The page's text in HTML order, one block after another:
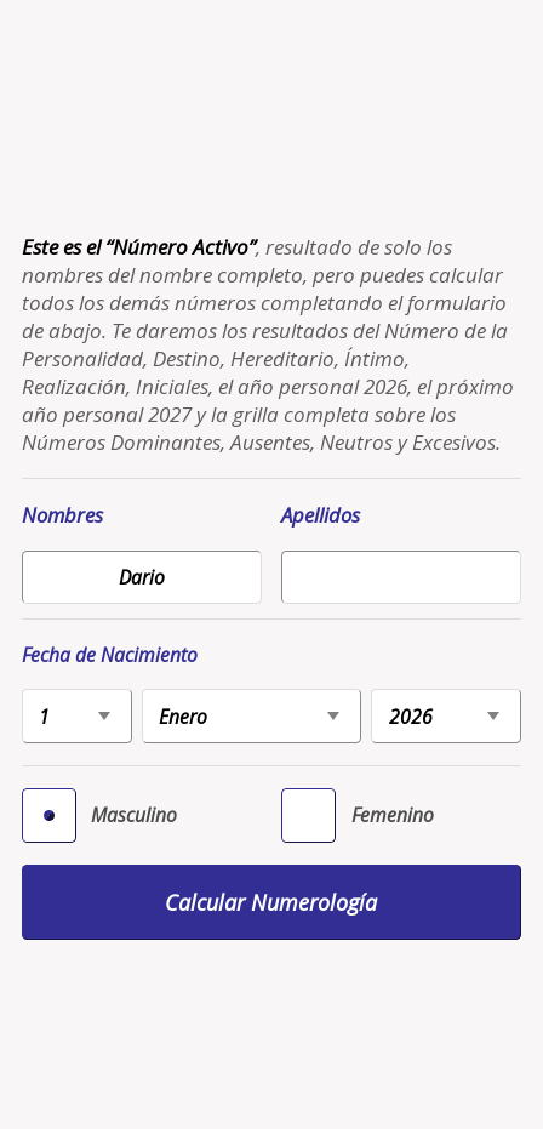
Este es el “Número Activo”, resultado de solo los
nombres del nombre completo, pero puedes calcular
todos los demás números completando el formulario
de abajo. Te daremos los resultados del Número de la
Personalidad, Destino, Hereditario, Íntimo,
Realización, Iniciales, el año personal 2026, el próximo
año personal 2027 y la grilla completa sobre los
Números Dominantes, Ausentes, Neutros y Excesivos.
Nombres Apellidos
Fecha de Nacimiento
Masculino Femenino